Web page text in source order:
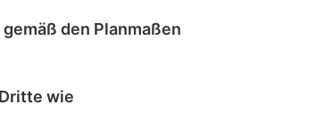
gemäß den Planmaßen
wie